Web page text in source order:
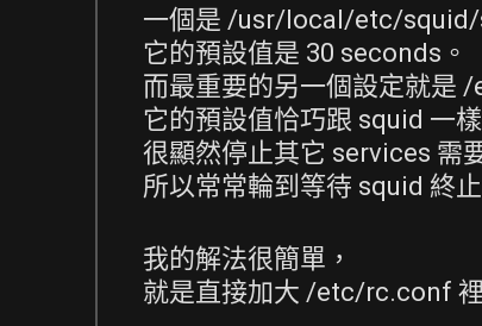
一個是 /usr/local/etc/
它的預設值是 30 seconds。
而最重要的另一個設定就是
它的預設值恰巧跟 squid 一樣
很顯然停止其它 services 需
所以常常輪到等待 squid 終
我的解法很簡單，
就是直接加大 /etc/rc.conf